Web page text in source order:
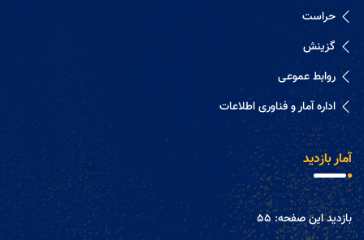
حراست
گزینش
روابط عموعی
اداره آمار و فناوری اطلاعات
آمار بازدید
بازدید این صفحه:55